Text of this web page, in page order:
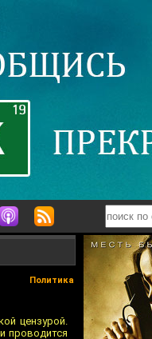
Политика
цензурой.
проводится